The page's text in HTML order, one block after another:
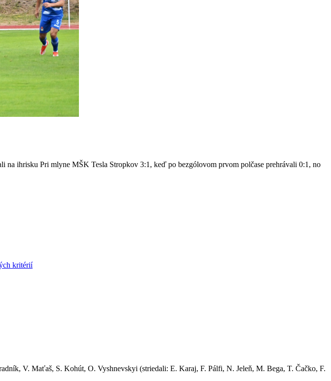
ihrisku Pri mlyne MŠK Tesla Stropkov 3:1, keď po bezgólovom prvom polčase prehrávali 0:1, no
kritérií
V. Maťaš, S. Kohút, O. Vyshnevskyi (striedali: E. Karaj, F. Pálfi, N. Jeleň, M. Bega, T. Čačko, F.